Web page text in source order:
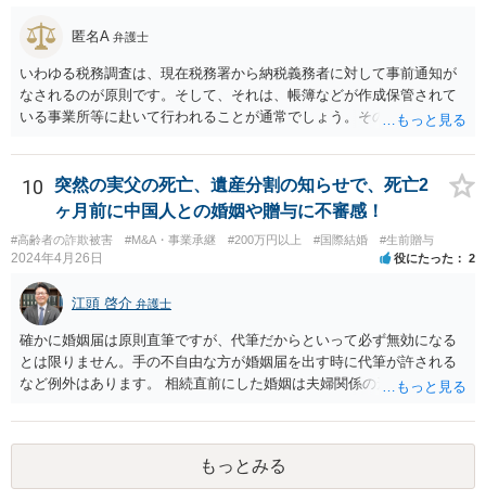
匿名A 弁護士
いわゆる税務調査は、現在税務署から納税義務者に対して事前通知が
なされるのが原則です。そして、それは、帳簿などが作成保管されて
いる事業所等に赴いて行われることが通常でしょう。その場合、当然
税務署からの行政指導の一環として調査・質問に応じて、何らかの対
応をしたのでしょうか。それであれば、場合によっては税理士限りで
の対応はありえるかもしれません。ただそうすると、もともとの申告
の不備の是正ということになるので、報酬が発生するものかどうかと
いう問題はあるかも知れません。 あらためて、問い合わせをした方が
よいかもしれません。
10
突然の実父の死亡、遺産分割の知らせで、死亡2
ヶ月前に中国人との婚姻や贈与に不審感！
#高齢者の詐欺被害 #M&A・事業承継 #200万円以上 #国際結婚 #生前贈与
2024年4月26日 役にたった 2
江頭 啓介 弁護士
確かに婚姻届は原則直筆ですが、代筆だからといって必ず無効になる
とは限りません。手の不自由な方が婚姻届を出す時に代筆が許される
など例外はあります。 相続直前にした婚姻は夫婦関係の形成を目的と
わかりません、分かりやすく解説していただけませんでしょうか？ →
婚姻が成立するには二つの要素が必要と言われております。一つは届
出ですが、もう一つは双方の婚姻意思です。 婚姻意思は、夫婦として
相互に助け合いながら生活していく意思というとイメージしやすいか
もっとみる